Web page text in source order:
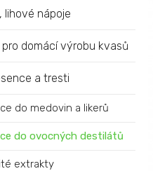
lihové nápoje
domácí výrobu kvasů
a tresti
do medovin a likerů
do ovocných destilátů
extrakty